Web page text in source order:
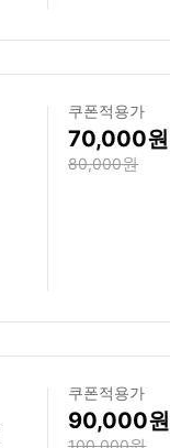
쿠폰적용가
70,000
80,000
쿠폰적용가
90,000